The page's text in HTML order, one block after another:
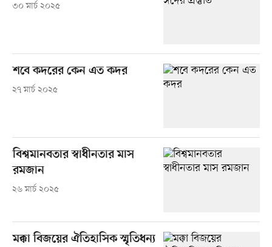
৩০ মার্চ ২০২৫
শবে কদরের কেন এত কদর
২৭ মার্চ ২০২৫
বিশ্বমানবতার স্বাধীনতার মাস
রমজান
২৬ মার্চ ২০২৫
মক্কা বিজয়ের ঐতিহাসিক স্মৃতিধন্য